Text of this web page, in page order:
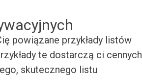
powiązane przykłady listów
te dostarczą ci cennych
skutecznego listu